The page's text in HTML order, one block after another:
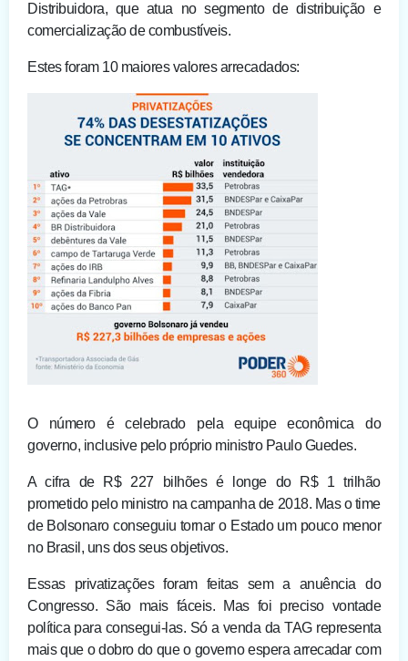
Distribuidora, que atua no segmento de distribuição e
comercialização de combustíveis.
Estes foram 10 maiores valores arrecadados:
O número é celebrado pela equipe econômica do
governo, inclusive pelo próprio ministro Paulo Guedes.
A cifra de R$ 227 bilhões é longe do R$ 1 trilhão
prometido pelo ministro na campanha de 2018. Mas o time
de Bolsonaro conseguiu tornar o Estado um pouco menor
no Brasil, uns dos seus objetivos.
Essas privatizações foram feitas sem a anuência do
Congresso. São mais fáceis. Mas foi preciso vontade
política para consegui-las. Só a venda da TAG representa
mais que o dobro do que o governo espera arrecadar com